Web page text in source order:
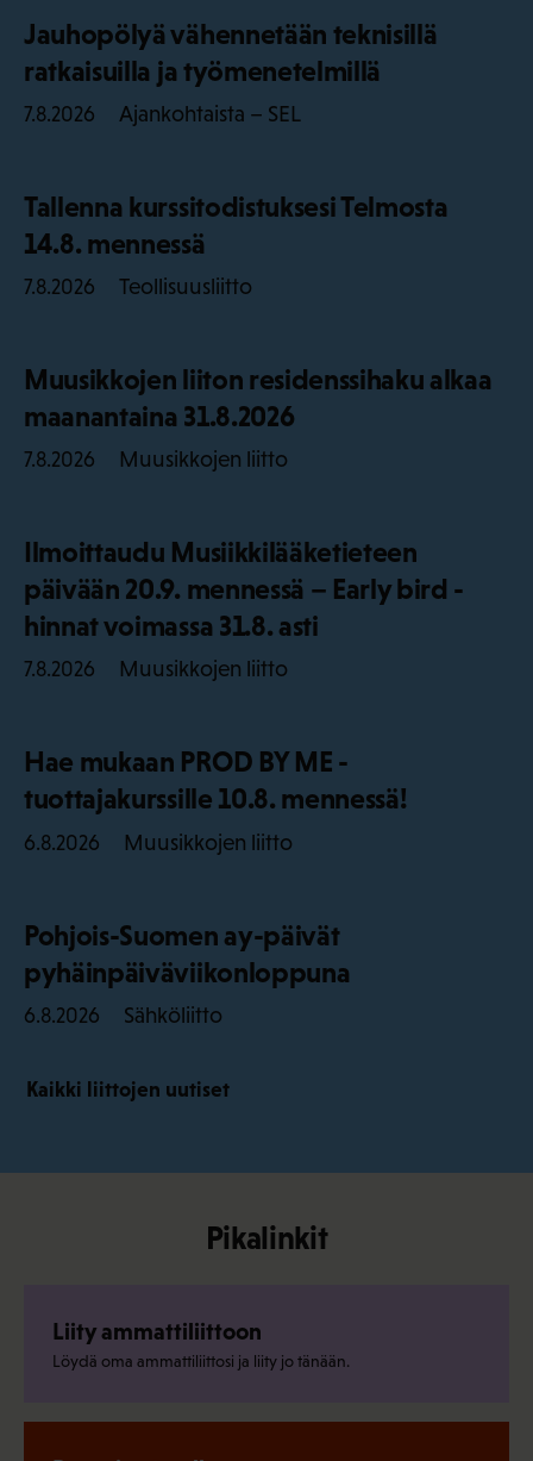
Jauhopölyä vähennetään teknisillä
ratkaisuilla ja työmenetelmillä
7.8.2026 Ajankohtaista – SEL
Tallenna kurssitodistuksesi Telmosta
14.8. mennessä
7.8.2026 Teollisuusliitto
Muusikkojen liiton residenssihaku alkaa
maanantaina 31.8.2026
7.8.2026 Muusikkojen liitto
Ilmoittaudu Musiikkilääketieteen
päivään 20.9. mennessä – Early bird -
hinnat voimassa 31.8. asti
7.8.2026 Muusikkojen liitto
Hae mukaan PROD BY ME -
tuottajakurssille 10.8. mennessä!
6.8.2026 Muusikkojen liitto
Pohjois-Suomen ay-päivät
pyhäinpäiväviikonloppuna
6.8.2026 Sähköliitto
Kaikki liittojen uutiset
Pikalinkit
Liity ammattiliittoon
Löydä oma ammattiliittosi ja liity jo tänään.